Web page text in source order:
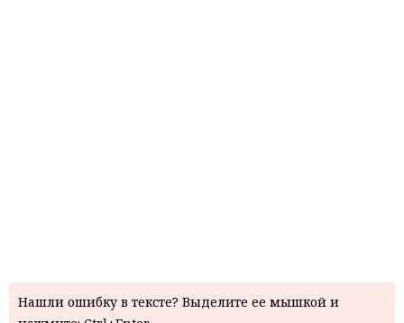
Нашли ошибку в тексте? Выделите ее мышкой и